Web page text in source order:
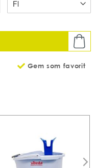
Gem som favorit